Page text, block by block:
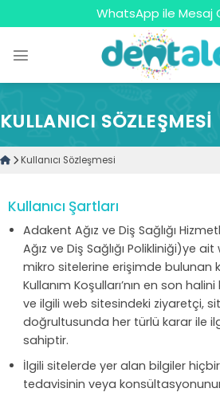
to
WhatsApp ile Mesaj
KULLANICI SÖZLEŞMESI
Kullanıcı Sözleşmesi
Kullanıcı Şartları
Adakent Ağız ve Diş Sağlığı
Ağız ve Diş Sağlığı Polikliniği)ye
mikro sitelerine erişimde bulunan
Kullanım Koşulları’nın en son
ve ilgili web sitesindeki ziyaretçi,
doğrultusunda her türlü karar ile
sahiptir.
İlgili sitelerde yer alan bilgiler
tedavisinin veya